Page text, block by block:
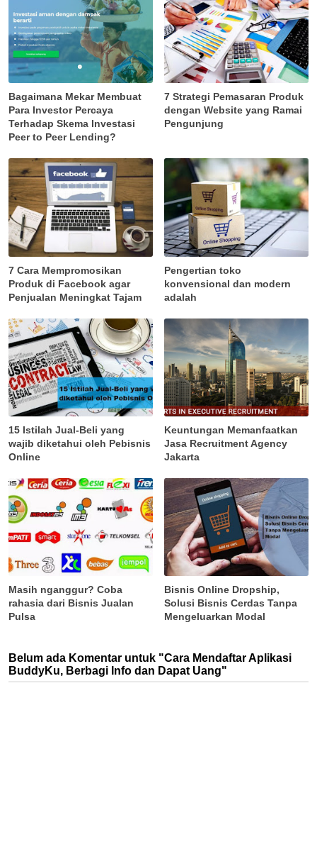
Bagaimana Mekar Membuat
Para Investor Percaya
Terhadap Skema Investasi
Peer to Peer Lending?
7 Strategi Pemasaran Produk
dengan Website yang Ramai
Pengunjung
7 Cara Mempromosikan
Produk di Facebook agar
Penjualan Meningkat Tajam
Pengertian toko
konvensional dan modern
adalah
15 Istilah Jual-Beli yang
wajib diketahui oleh Pebisnis
Online
Keuntungan Memanfaatkan
Jasa Recruitment Agency
Jakarta
Masih nganggur? Coba
rahasia dari Bisnis Jualan
Pulsa
Bisnis Online Dropship,
Solusi Bisnis Cerdas Tanpa
Mengeluarkan Modal
Belum ada Komentar untuk "Cara Mendaftar Aplikasi
BuddyKu, Berbagi Info dan Dapat Uang"